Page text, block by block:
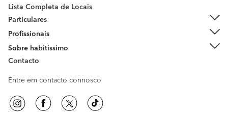
Lista Completa de Locais
Particulares
Profissionais
Sobre habitissimo
Contacto
Entre em contacto connosco